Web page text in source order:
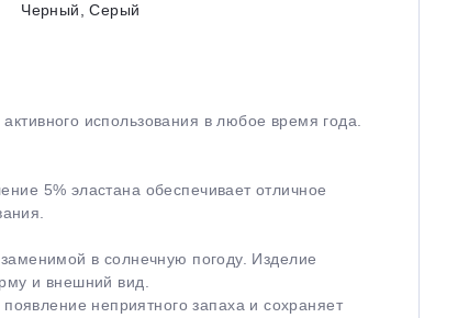
Черный, Серый
использования в любое время года.
5% эластана обеспечивает отличное
в солнечную погоду. Изделие
и внешний вид.
неприятного запаха и сохраняет